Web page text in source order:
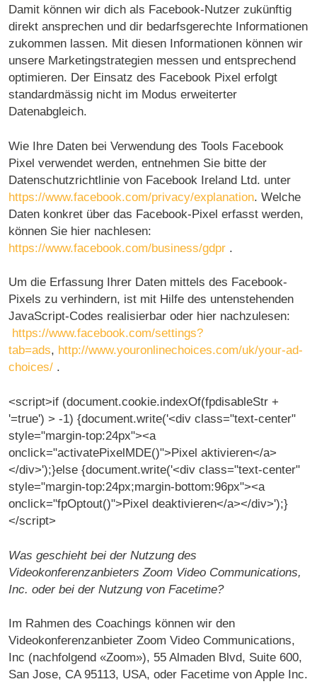
Damit können wir dich als Facebook-Nutzer zukünftig
direkt ansprechen und dir bedarfsgerechte Informationen
zukommen lassen. Mit diesen Informationen können wir
unsere Marketingstrategien messen und entsprechend
optimieren. Der Einsatz des Facebook Pixel erfolgt
standardmässig nicht im Modus erweiterter
Datenabgleich.
Wie Ihre Daten bei Verwendung des Tools Facebook
Pixel verwendet werden, entnehmen Sie bitte der
Datenschutzrichtlinie von Facebook Ireland Ltd. unter
https://www.facebook.com/privacy/explanation. Welche
Daten konkret über das Facebook-Pixel erfasst werden,
können Sie hier nachlesen:
https://www.facebook.com/business/gdpr .
Um die Erfassung Ihrer Daten mittels des Facebook-
Pixels zu verhindern, ist mit Hilfe des untenstehenden
JavaScript-Codes realisierbar oder hier nachzulesen:
https://www.facebook.com/settings?
tab=ads, http://www.youronlinechoices.com/uk/your-ad-
choices/ .
<script>if (document.cookie.indexOf(fpdisableStr +
'=true') > -1) {document.write('<div class="text-center"
style="margin-top:24px"><a
onclick="activatePixelMDE()">Pixel aktivieren</a>
</div>');}else {document.write('<div class="text-center"
style="margin-top:24px;margin-bottom:96px"><a
onclick="fpOptout()">Pixel deaktivieren</a></div>');}
</script>
Was geschieht bei der Nutzung des
Videokonferenzanbieters Zoom Video Communications,
Inc. oder bei der Nutzung von Facetime?
Im Rahmen des Coachings können wir den
Videokonferenzanbieter Zoom Video Communications,
Inc (nachfolgend «Zoom»), 55 Almaden Blvd, Suite 600,
San Jose, CA 95113, USA, oder Facetime von Apple Inc.